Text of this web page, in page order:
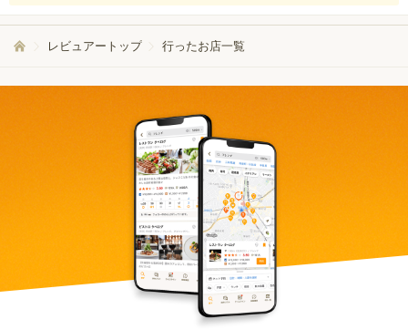
レビュアートップ 行ったお店一覧